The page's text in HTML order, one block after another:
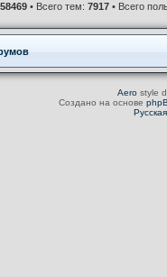
• Всего тем: 7917 • Всего
Aerostyle
Создано на основе